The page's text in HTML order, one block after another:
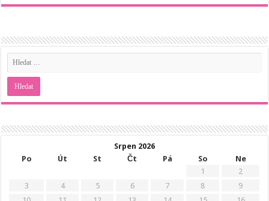
Srpen 2026
Po
Út St Čt Pá So
Ne
1
2
3
4 5 6 7 8
9